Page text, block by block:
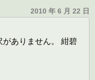
2010 年 6 月 22 日
ありません。 紺碧